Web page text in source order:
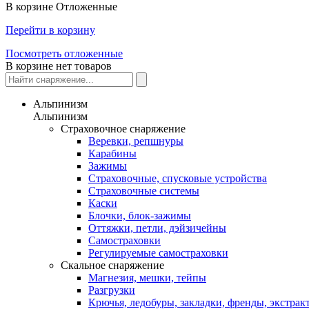
В корзине Отложенные
Перейти в корзину
Посмотреть отложенные
В корзине нет товаров
Альпинизм
Альпинизм
Страховочное снаряжение
Веревки, репшнуры
Карабины
Зажимы
Страховочные, спусковые устройства
Страховочные системы
Каски
Блочки, блок-зажимы
Оттяжки, петли, дэйзичейны
Самостраховки
Регулируемые самостраховки
Скальное снаряжение
Магнезия, мешки, тейпы
Разгрузки
Крючья, ледобуры, закладки, френды,